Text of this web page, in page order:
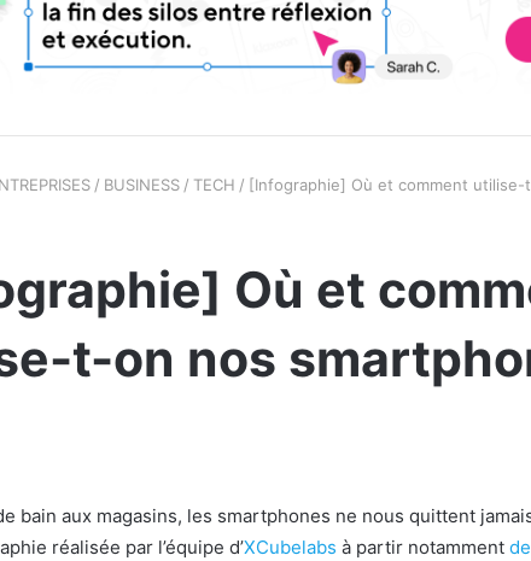
/ BUSINESS / TECH / [Infographie] Où et comment
Où et
t-on nos
bain aux magasins, les smartphones ne nous quittent
réalisée par l’équipe d’XCubelabs à partir notamment